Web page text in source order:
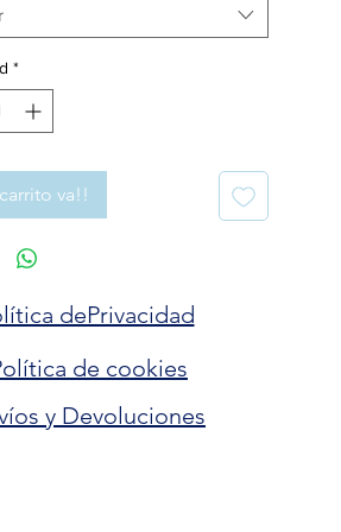
*
carrito va!!
dePrivacidad
de cookies
y Devoluciones